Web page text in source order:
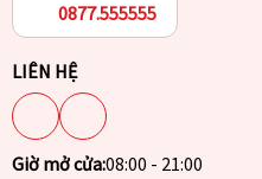
0877.555555
LIÊN HỆ
Giờ mở cửa:08:00 - 21:00